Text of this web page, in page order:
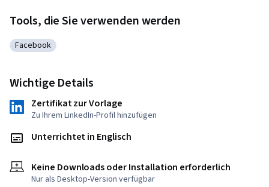
Tools, die Sie verwenden werden
Kategorie: Facebook
Facebook
Wichtige Details
Zertifikat zur Vorlage
Zu Ihrem LinkedIn-Profil hinzufügen
Unterrichtet in Englisch
Keine Downloads oder Installation erforderlich
Nur als Desktop-Version verfügbar